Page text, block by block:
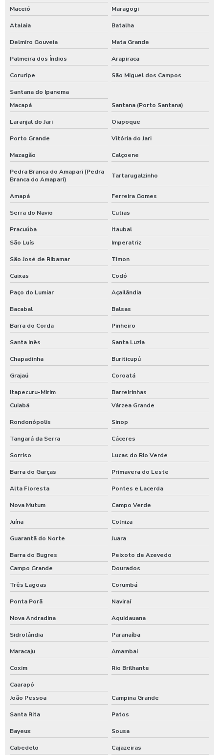
Maceió Maragogi
Atalaia Batalha
Delmiro Gouveia Mata Grande
Palmeira dos Índios Arapiraca
Coruripe São Miguel dos Campos
Santana do Ipanema
Macapá
Santana (Porto Santana)
Laranjal do Jari Oiapoque
Porto Grande Vitória do Jari
Mazagão Calçoene
Pedra Branca do Amapari (Pedra
Branca do Amaparí)
Tartarugalzinho
Amapá Ferreira Gomes
Serra do Navio Cutias
Pracuúba
Itaubal
São Luís
Imperatriz
São José de Ribamar Timon
Caixas Codó
Paço do Lumiar Açailândia
Bacabal Balsas
Barra do Corda Pinheiro
Santa Inês Santa Luzia
Chapadinha Buriticupú
Grajaú Coroatá
Itapecuru-Mirim
Barreirinhas
Cuiabá
Várzea Grande
Rondonópolis Sinop
Tangará da Serra Cáceres
Sorriso Lucas do Rio Verde
Barra do Garças Primavera do Leste
Alta Floresta Pontes e Lacerda
Nova Mutum Campo Verde
Juína Colniza
Guarantã do Norte Juara
Barra do Bugres
Peixoto de Azevedo
Campo Grande
Dourados
Três Lagoas Corumbá
Ponta Porã Naviraí
Nova Andradina Aquidauana
Sidrolândia Paranaíba
Maracaju Amambai
Coxim Rio Brilhante
Caarapó
João Pessoa
Campina Grande
Santa Rita Patos
Bayeux Sousa
Cabedelo Cajazeiras